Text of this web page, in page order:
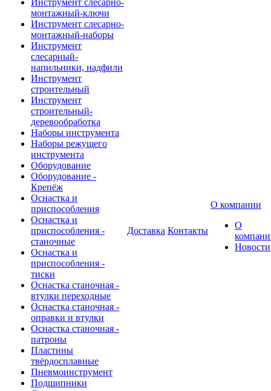
Инструмент слесарно-
монтажный-ключи
Инструмент слесарно-
монтажный-наборы
Инструмент
слесарный-
напильники, надфили
Инструмент
строительный
Инструмент
строительный-
деревообработка
Наборы инструмента
Наборы режущего
инструмента
Оборудование
Оборудование -
Крепёж
Оснастка и
приспособления
Оснастка и
приспособления -
станочные
Оснастка и
приспособления -
тиски
Оснастка станочная -
втулки переходные
Оснастка станочная -
оправки и втулки
Оснастка станочная -
патроны
Пластины
твёрдосплавные
Пневмоинструмент
Подшипники
Доставка Контакты
О компании
О
Новости